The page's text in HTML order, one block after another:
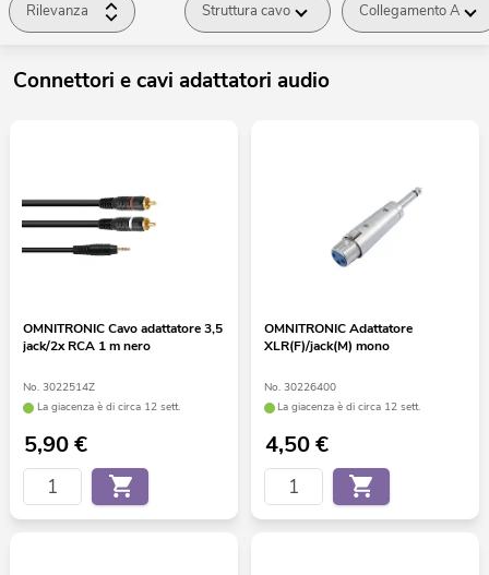
Rilevanza Struttura cavo Collegamento A
Connettori e cavi adattatori audio
OMNITRONIC Cavo adattatore 3,5
jack/2x RCA 1 m nero
No. 3022514Z
La giacenza è di circa 12 sett.
5,90€
OMNITRONIC Adattatore
XLR(F)/jack(M) mono
No. 30226400
La giacenza è di circa 12 sett.
4,50€